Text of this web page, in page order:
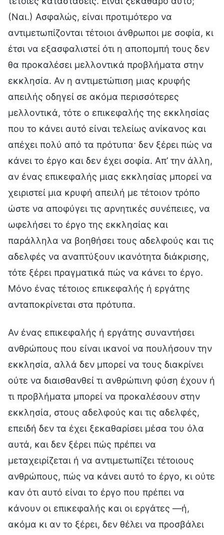
Αν ένας επικεφαλής ή εργάτης συναντήσει
ανθρώπους που είναι ικανοί να πουλήσουν την
εκκλησία, αλλά δεν μπορεί να τους διακρίνει
ούτε να διαισθανθεί τι ανθρώπινη φύση έχουν ή
τι προβλήματα μπορεί να προκαλέσουν στην
εκκλησία, στους αδελφούς και τις αδελφές,
επειδή δεν τα έχει ξεκαθαρίσει μέσα του όλα
αυτά, και δεν ξέρει πώς πρέπει να
μεταχειρίζεται ή να αντιμετωπίζει τέτοιους
ανθρώπους, πώς να κάνει αυτό το έργο, κι ούτε
καν ότι αυτό είναι το έργο που πρέπει να
κάνουν οι επικεφαλής και οι εργάτες —ή,
ακόμα κι αν το ξέρει, δεν θέλει να προσβάλει